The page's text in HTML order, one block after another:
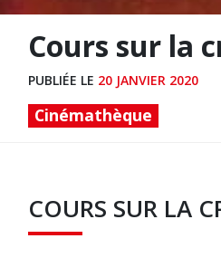
Cours sur la
PUBLIÉE LE 20 JANVIER 2020
Cinémathèque
COURS SUR LA